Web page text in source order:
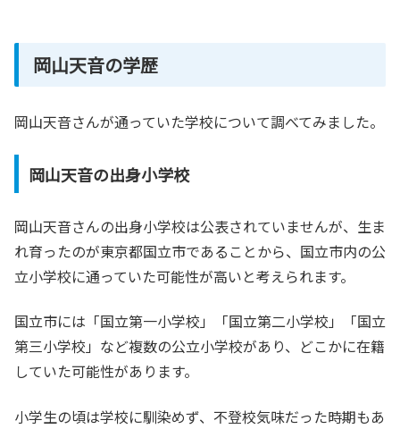
岡山天音の学歴
岡山天音さんが通っていた学校について調べてみました。
岡山天音の出身小学校
岡山天音さんの出身小学校は公表されていませんが、生ま
れ育ったのが東京都国立市であることから、国立市内の公
立小学校に通っていた可能性が高いと考えられます。
国立市には「国立第一小学校」「国立第二小学校」「国立
第三小学校」など複数の公立小学校があり、どこかに在籍
していた可能性があります。
小学生の頃は学校に馴染めず、不登校気味だった時期もあ